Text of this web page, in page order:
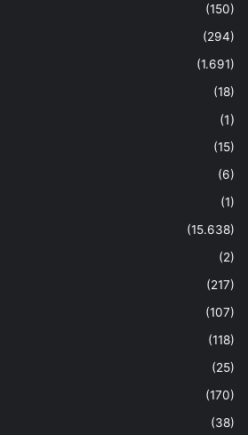
(150)
(294)
(1.691)
(18)
(1)
(15)
(6)
(1)
(15.638)
(2)
(217)
(107)
(118)
(25)
(170)
(38)